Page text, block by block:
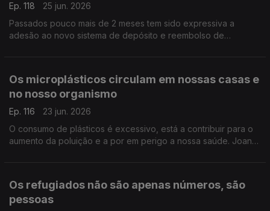
Ep. 118
25 jun. 2026
Passados pouco mais de 2 meses tem sido expressiva a
adesão ao novo sistema de depósito e reembolso de
Os microplásticos circulam em nossas casas e
no nosso organismo
Ep. 116
23 jun. 2026
O consumo de plásticos é excessivo, está a contribuir para o
aumento da poluição e a por em perigo a nossa saúde. Joana
Os refugiados não são apenas números, são
pessoas